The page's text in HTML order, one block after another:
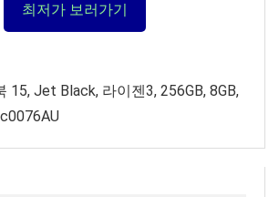
최저가 보러가기
15, Jet Black, 라이젠3, 256GB, 8GB,